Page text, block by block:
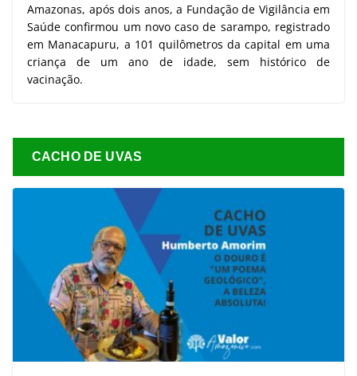
Amazonas, após dois anos, a Fundação de Vigilância em
Saúde confirmou um novo caso de sarampo, registrado
em Manacapuru, a 101 quilômetros da capital em uma
criança de um ano de idade, sem histórico de
vacinação.
CACHO DE UVAS